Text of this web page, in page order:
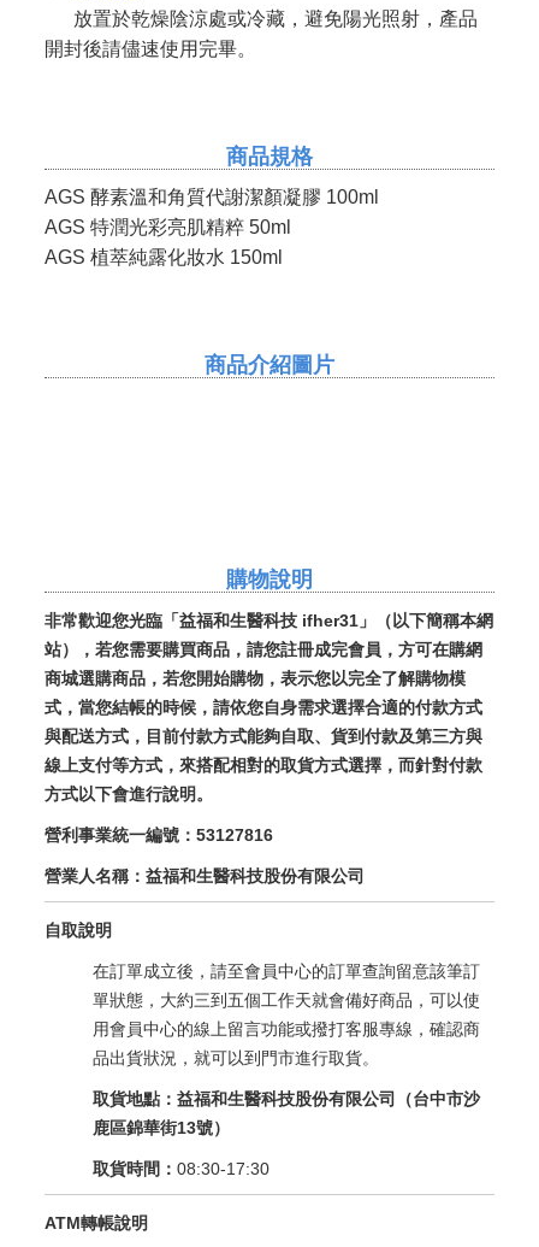
放置於乾燥陰涼處或冷藏，避免陽光照射，產品
開封後請儘速使用完畢。
商品規格
AGS 酵素溫和角質代謝潔顏凝膠 100ml
AGS 特潤光彩亮肌精粹 50ml
AGS 植萃純露化妝水 150ml
商品介紹圖片
購物說明
非常歡迎您光臨「益福和生醫科技 ifher31」（以下簡稱本網
站），若您需要購買商品，請您註冊成完會員，方可在購網
商城選購商品， 若您開始購物，表示您以完全了解購物模
式，當您結帳的時候，請依您自身需求選擇合適的付款方式
與配送方式，目前付款方式能夠自取、貨到付款及第三方與
線上支付等方式，來搭配相對的取貨方式選擇，而針對付款
方式以下會進行說明。
營利事業統一編號：53127816
營業人名稱：益福和生醫科技股份有限公司
自取說明
在訂單成立後，請至會員中心的訂單查詢留意該筆訂
單狀態，大約三到五個工作天就會備好商品，可以使
用會員中心的線上留言功能或撥打客服專線，確認商
品出貨狀況，就可以到門市進行取貨。
取貨地點：益福和生醫科技股份有限公司（台中市沙
鹿區錦華街13號）
取貨時間： 08:30-17:30
ATM轉帳說明